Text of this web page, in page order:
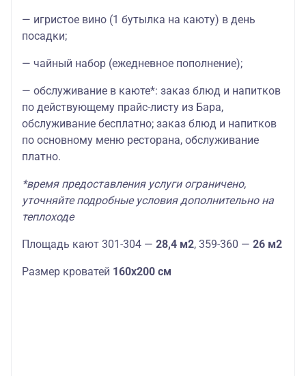
— игристое вино (1 бутылка на каюту) в день
посадки;
— чайный набор (ежедневное пополнение);
— обслуживание в каюте*: заказ блюд и напитков
по действующему прайс-листу из Бара,
обслуживание бесплатно; заказ блюд и напитков
по основному меню ресторана, обслуживание
платно.
*время предоставления услуги ограничено,
уточняйте подробные условия дополнительно на
теплоходе
Площадь кают 301-304 — 28,4 м2, 359-360 — 26 м2
Размер кроватей 160х200 см